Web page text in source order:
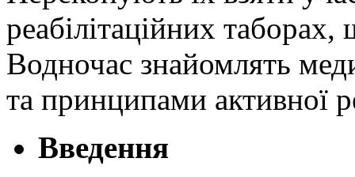
реабілітаційних
Водночас знайомлять
та принципами активної
Введення